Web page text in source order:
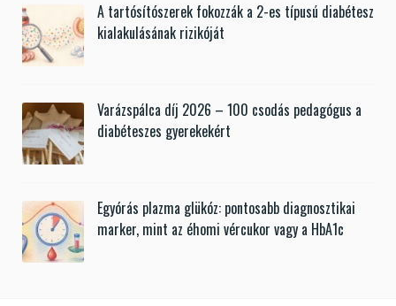
A tartósítószerek fokozzák a 2-es típusú diabétesz
kialakulásának rizikóját
Varázspálca díj 2026 – 100 csodás pedagógus a
diabéteszes gyerekekért
Egyórás plazma glükóz: pontosabb diagnosztikai
marker, mint az éhomi vércukor vagy a HbA1c